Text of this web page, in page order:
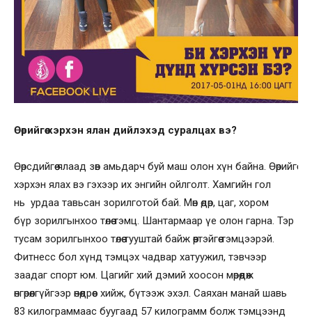
Өөрийгөө хэрхэн ялан дийлэхэд суралцах вэ?
Өөрсдийгөө ялаад зөв амьдарч буй маш олон хүн байна. Өөрийгөө
хэрхэн ялах вэ гэхээр их энгийн ойлголт. Хамгийн гол
нь урдаа тавьсан зорилготой бай. Мөн өдөр, цаг, хором
бүр зорилгынхоо төлөө тэмц. Шантармаар үе олон гарна. Тэр
тусам зорилгынхоо төлөө тууштай байж өөртэйгөө тэмцээрэй.
Фитнесс бол хүнд тэмцэх чадвар хатуужил, тэвчээр
заадаг спорт юм. Цагийг хий дэмий хоосон мөрөөдөж
өнгөрөөлгүйгээр өнөөдрөөс хийж, бүтээж эхэл. Саяхан манай шавь
83 килограммаас буугаад 57 килограмм болж тэмцээнд